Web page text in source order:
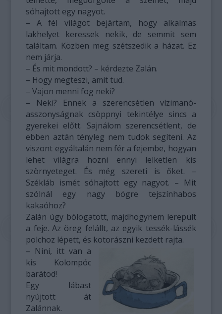
sóhajtott egy nagyot.
– A fél világot bejártam, hogy alkalmas
lakhelyet keressek nekik, de semmit sem
találtam. Közben meg szétszedik a házat. Ez
nem járja.
– És mit mondott? – kérdezte Zalán.
– Hogy megteszi, amit tud.
– Vajon menni fog neki?
– Neki? Ennek a szerencsétlen vízimanó-
asszonyságnak csöppnyi tekintélye sincs a
gyerekei előtt. Sajnálom szerencsétlent, de
ebben aztán tényleg nem tudok segíteni. Az
viszont egyáltalán nem fér a fejembe, hogyan
lehet világra hozni ennyi lelketlen kis
szörnyeteget. És még szereti is őket. –
Székláb ismét sóhajtott egy nagyot. – Mit
szólnál egy nagy bögre tejszínhabos
kakaóhoz?
Zalán úgy bólogatott, majdhogynem lerepült
a feje. Az öreg felállt, az egyik tessék-lássék
polchoz lépett, és kotorászni kezdett rajta.
– Nini, itt van a
kis Kolompóc
barátod!
Egy lábast
nyújtott át
Zalánnak.